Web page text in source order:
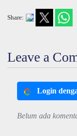
Share:
Leave a
Login
Belum ada